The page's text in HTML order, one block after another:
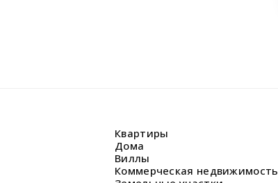
Квартиры
Дома
Виллы
Коммерческая недвижимость